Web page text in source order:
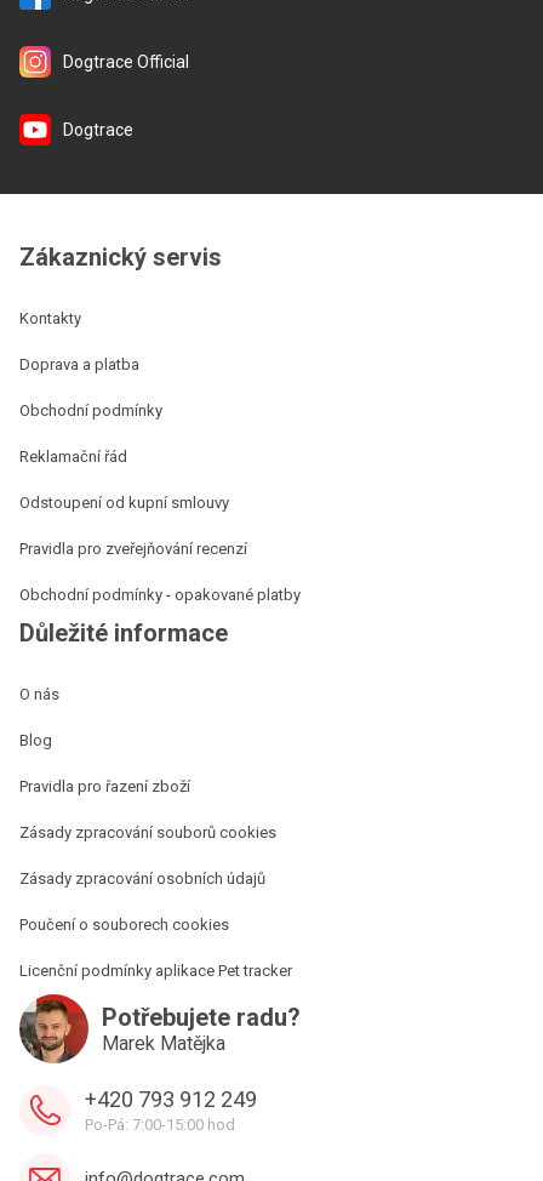
Dogtrace Official
Dogtrace
Zákaznický servis
Kontakty
Doprava a platba
Obchodní podmínky
Reklamační řád
Odstoupení od kupní smlouvy
Pravidla pro zveřejňování recenzí
Obchodní podmínky - opakované platby
Důležité informace
O nás
Blog
Pravidla pro řazení zboží
Zásady zpracování souborů cookies
Zásady zpracování osobních údajů
Poučení o souborech cookies
Licenční podmínky aplikace Pet tracker
Potřebujete radu?
Marek Matějka
+420 793 912 249
Po-Pá: 7:00-15:00 hod